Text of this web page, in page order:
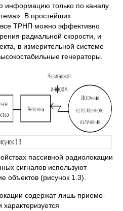
информацию только по каналу
В простейших
ТРНП можно эффективно
радиальной скорости, и
в измерительной системе
генераторы.
пассивной радиолокации
сигналов используют
объектов (рисунок 1.3).
содержат лишь приемо-